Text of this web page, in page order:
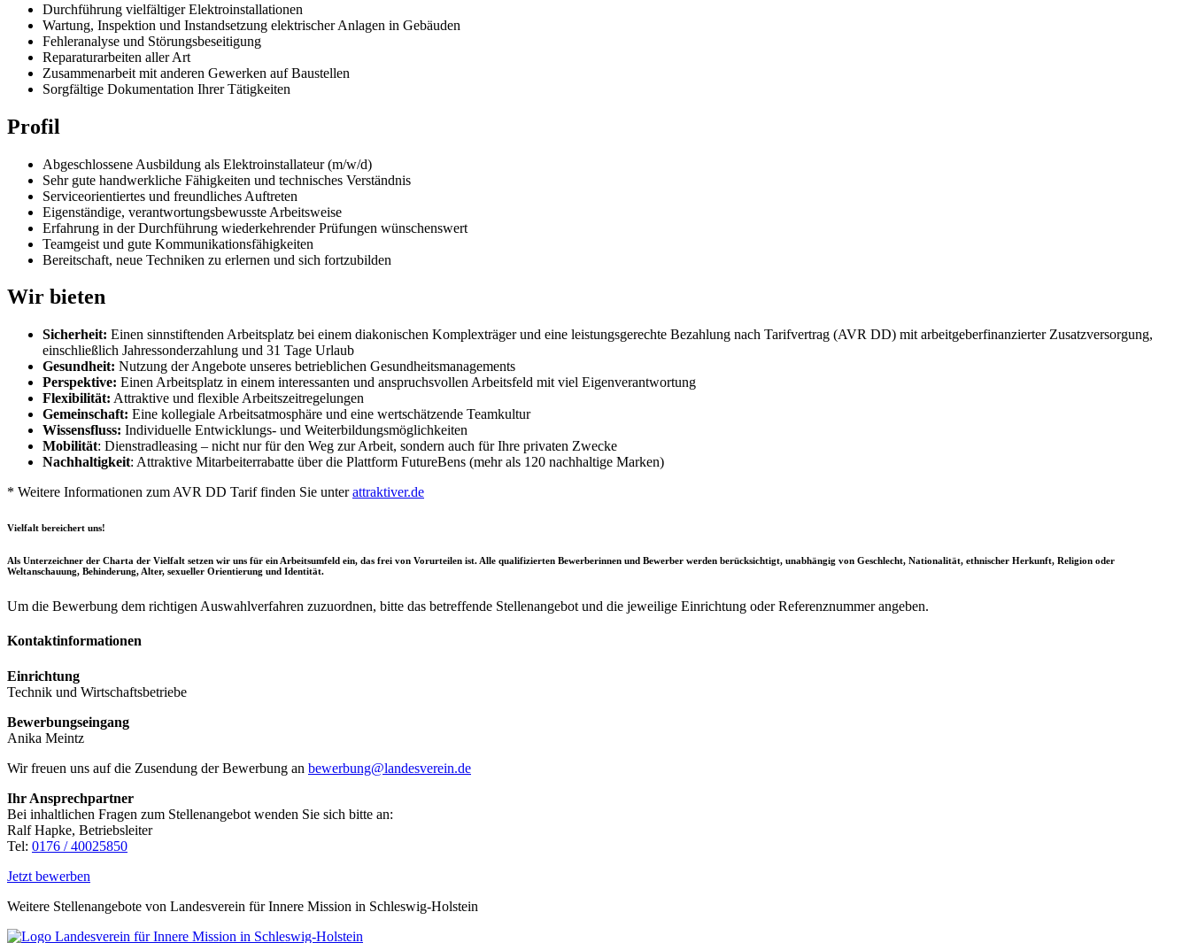
Durchführung vielfältiger Elektroinstallationen
Wartung, Inspektion und Instandsetzung elektrischer Anlagen in Gebäuden
Fehleranalyse und Störungsbeseitigung
Reparaturarbeiten aller Art
Zusammenarbeit mit anderen Gewerken auf Baustellen
Sorgfältige Dokumentation Ihrer Tätigkeiten
Profil
Abgeschlossene Ausbildung als Elektroinstallateur (m/w/d)
Sehr gute handwerkliche Fähigkeiten und technisches Verständnis
Serviceorientiertes und freundliches Auftreten
Eigenständige, verantwortungsbewusste Arbeitsweise
Erfahrung in der Durchführung wiederkehrender Prüfungen wünschenswert
Teamgeist und gute Kommunikationsfähigkeiten
Bereitschaft, neue Techniken zu erlernen und sich fortzubilden
Wir bieten
Sicherheit: Einen sinnstiftenden Arbeitsplatz bei einem diakonischen Komplexträger und eine leistungsgerechte Bezahlung nach Tarifvertrag (AVR DD) mit arbeitgeberfinanzierter Zusatzversorgung,
einschließlich Jahressonderzahlung und 31 Tage Urlaub
Gesundheit: Nutzung der Angebote unseres betrieblichen Gesundheitsmanagements
Perspektive: Einen Arbeitsplatz in einem interessanten und anspruchsvollen Arbeitsfeld mit viel Eigenverantwortung
Flexibilität: Attraktive und flexible Arbeitszeitregelungen
Gemeinschaft: Eine kollegiale Arbeitsatmosphäre und eine wertschätzende Teamkultur
Wissensfluss: Individuelle Entwicklungs- und Weiterbildungsmöglichkeiten
Mobilität: Dienstradleasing – nicht nur für den Weg zur Arbeit, sondern auch für Ihre privaten Zwecke
Nachhaltigkeit: Attraktive Mitarbeiterrabatte über die Plattform FutureBens (mehr als 120 nachhaltige Marken)
* Weitere Informationen zum AVR DD Tarif finden Sie unterattraktiver.de
Vielfalt bereichert uns!
Als Unterzeichner der Charta der Vielfalt setzen wir uns für ein Arbeitsumfeld ein, das frei von Vorurteilen ist. Alle qualifizierten Bewerberinnen und Bewerber werden berücksichtigt, unabhängig von Geschlecht, Nationalität, ethnischer Herkunft, Religion oder
Weltanschauung, Behinderung, Alter, sexueller Orientierung und Identität.
Um die Bewerbung dem richtigen Auswahlverfahren zuzuordnen, bitte das betreffende Stellenangebot und die jeweilige Einrichtung oder Referenznummer angeben.
Kontaktinformationen
Einrichtung
Technik und Wirtschaftsbetriebe
Bewerbungseingang
Anika Meintz
Wir freuen uns auf die Zusendung der Bewerbung an bewerbung@landesverein.de
Ihr Ansprechpartner
Bei inhaltlichen Fragen zum Stellenangebot wenden Sie sich bitte an:
Ralf Hapke, Betriebsleiter
Tel: 0176 / 40025850
Jetzt bewerben
Weitere Stellenangebote von Landesverein für Innere Mission in Schleswig-Holstein